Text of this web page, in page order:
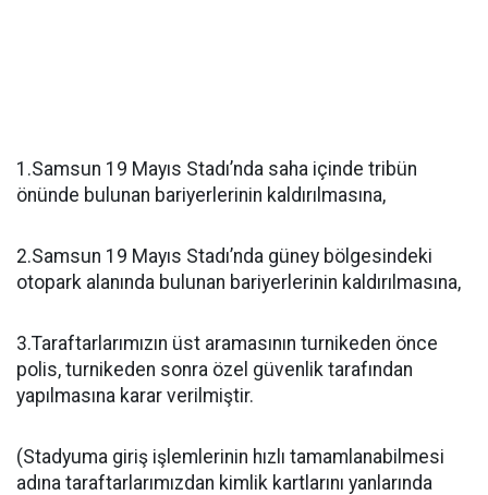
1.Samsun 19 Mayıs Stadı’nda saha içinde tribün
önünde bulunan bariyerlerinin kaldırılmasına,
2.Samsun 19 Mayıs Stadı’nda güney bölgesindeki
otopark alanında bulunan bariyerlerinin kaldırılmasına,
3.Taraftarlarımızın üst aramasının turnikeden önce
polis, turnikeden sonra özel güvenlik tarafından
yapılmasına karar verilmiştir.
(Stadyuma giriş işlemlerinin hızlı tamamlanabilmesi
adına taraftarlarımızdan kimlik kartlarını yanlarında